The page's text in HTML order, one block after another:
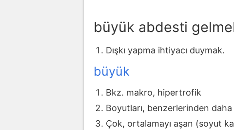
büyük abdesti
Dışkı yapma ihtiyacı duymak.
büyük
Bkz. makro, hipertrofik
Boyutları, benzerlerinden
Çok, ortalamayı aşan (soyut